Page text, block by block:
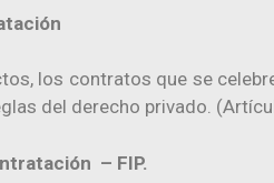
los contratos que se
del derecho privado.
– FIP.